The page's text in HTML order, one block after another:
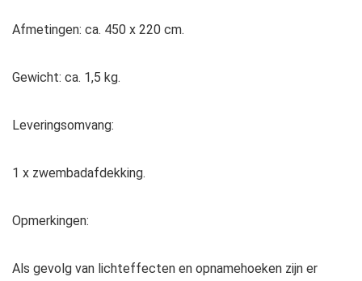
Afmetingen: ca. 450 x 220 cm.
Gewicht: ca. 1,5 kg.
Leveringsomvang:
1 x zwembadafdekking.
Opmerkingen:
Als gevolg van lichteffecten en opnamehoeken zijn er